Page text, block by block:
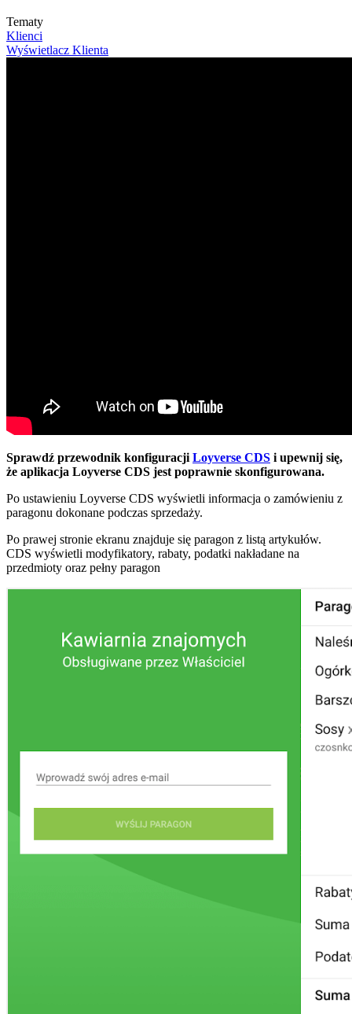
Tematy
Klienci
Wyświetlacz Klienta
Sprawdź przewodnik konfiguracji Loyverse CDS i upewnij się,
że aplikacja Loyverse CDS jest poprawnie skonfigurowana.
Po ustawieniu Loyverse CDS wyświetli informacja o zamówieniu z
paragonu dokonane podczas sprzedaży.
Po prawej stronie ekranu znajduje się paragon z listą artykułów.
CDS wyświetli modyfikatory, rabaty, podatki nakładane na
przedmioty oraz pełny paragon